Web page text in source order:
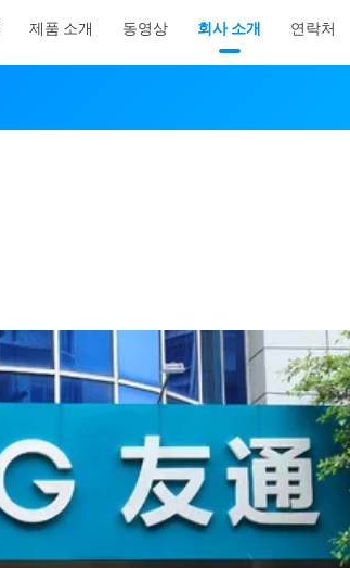
제품 소개 동영상 회사 소개 연락처